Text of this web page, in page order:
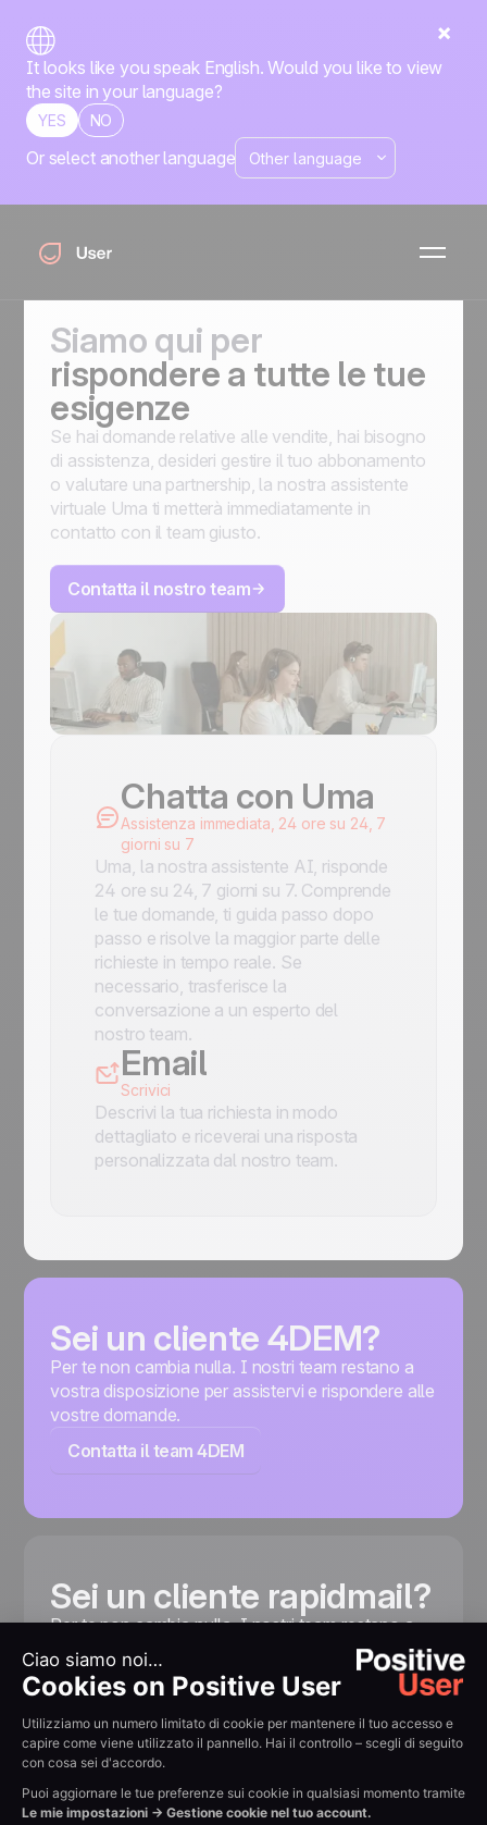
It looks like you speak English. Would you like to view
the site in your language?
YES NO
Or select another languageContattaci
Siamo qui per
rispondere a tutte le tue
esigenze
Se hai domande relative alle vendite, hai bisogno
di assistenza, desideri gestire il tuo abbonamento
o valutare una partnership, la nostra assistente
virtuale Uma ti metterà immediatamente in
contatto con il team giusto.
Contatta il nostro team
Chatta con Uma
Assistenza immediata, 24 ore su 24, 7
giorni su 7
Uma, la nostra assistente AI, risponde
24 ore su 24, 7 giorni su 7. Comprende
le tue domande, ti guida passo dopo
passo e risolve la maggior parte delle
richieste in tempo reale. Se
necessario, trasferisce la
conversazione a un esperto del
nostro team.
Email
Scrivici
Descrivi la tua richiesta in modo
dettagliato e riceverai una risposta
personalizzata dal nostro team.
Sei un cliente 4DEM?
Per te non cambia nulla. I nostri team restano a
vostra disposizione per assistervi e rispondere alle
vostre domande.
Contatta il team 4DEM
Sei un cliente rapidmail?
Per te non cambia nulla. I nostri team restano a
vostra disposizione per assistervi e rispondere alle
vostre domande.